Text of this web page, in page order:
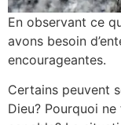
En observant ce
avons besoin
encourageantes.
Certains peuvent
Dieu? Pourquoi